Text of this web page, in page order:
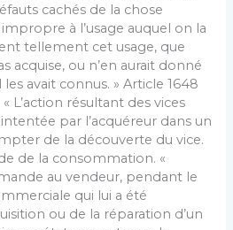
cachés de la chose
à l’usage auquel on la
tellement cet usage, que
acquise, ou n’en aurait donné
les avait connus. » Article 1648
L’action résultant des vices
par l’acquéreur dans un
de la découverte du vice.
de la consommation. «
au vendeur, pendant le
qui lui a été
ou de la réparation d’un